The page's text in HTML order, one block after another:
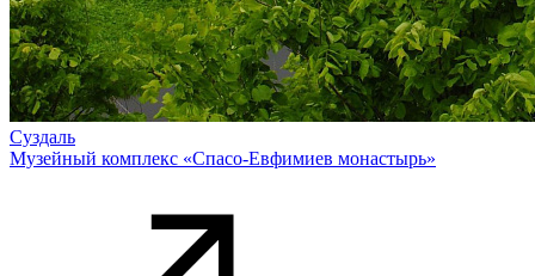
Суздаль
Музейный комплекс «Спасо-Евфимиев монастырь»